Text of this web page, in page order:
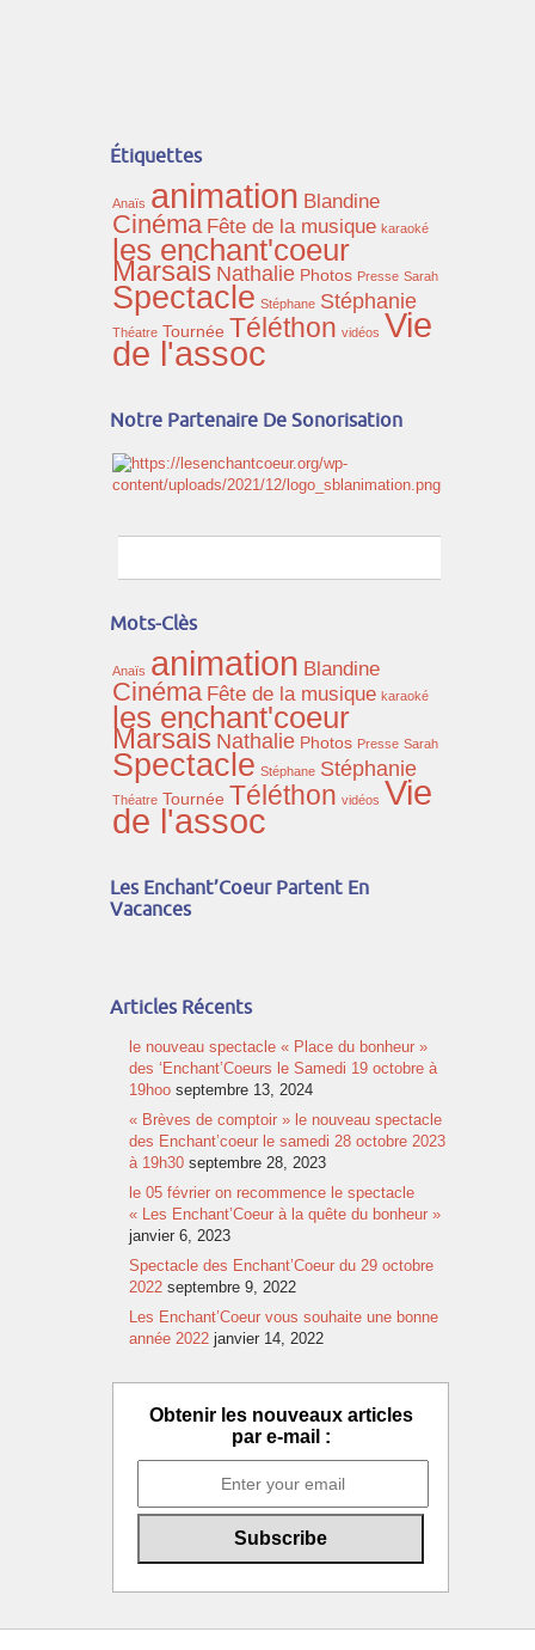
Étiquettes
Anaïs animation Blandine
Cinéma Fête de la musique karaoké
les enchant'coeur
Marsais Nathalie Photos Presse Sarah
Spectacle Stéphane Stéphanie
Théatre Tournée Téléthon vidéos Vie
de l'assoc
Notre Partenaire De Sonorisation
Mots-Clès
Anaïs animation Blandine
Cinéma Fête de la musique karaoké
les enchant'coeur
Marsais Nathalie Photos Presse Sarah
Spectacle Stéphane Stéphanie
Théatre Tournée Téléthon vidéos Vie
de l'assoc
Les Enchant’Coeur Partent En
Vacances
Articles Récents
le nouveau spectacle « Place du bonheur »
des ‘Enchant’Coeurs le Samedi 19 octobre à
19hoo septembre 13, 2024
« Brèves de comptoir » le nouveau spectacle
des Enchant’coeur le samedi 28 octobre 2023
à 19h30 septembre 28, 2023
le 05 février on recommence le spectacle
« Les Enchant’Coeur à la quête du bonheur »
janvier 6, 2023
Spectacle des Enchant’Coeur du 29 octobre
2022 septembre 9, 2022
Les Enchant’Coeur vous souhaite une bonne
année 2022 janvier 14, 2022
Obtenir les nouveaux articles
par e-mail :